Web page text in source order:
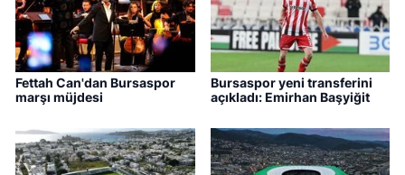
Fettah Can'dan Bursaspor
marşı müjdesi
Bursaspor yeni transferini
açıkladı: Emirhan Başyiğit